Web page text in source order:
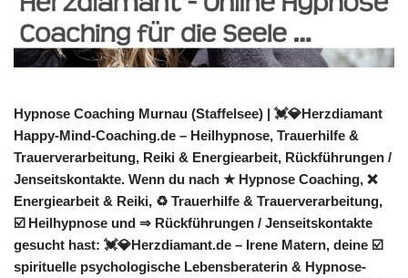
Hypnose Coaching Murnau (Staffelsee) | 💓️💎Herzdiamant
Happy-Mind-Coaching.de – Heilhypnose, Trauerhilfe &
Trauerverarbeitung, Reiki & Energiearbeit, Rückführungen /
Jenseitskontakte. Wenn du nach ★ Hypnose Coaching, ❌
Energiearbeit & Reiki, ♻ Trauerhilfe & Trauerverarbeitung,
☑️ Heilhypnose und ⇒ Rückführungen / Jenseitskontakte
gesucht hast: 💓️💎Herzdiamant.de – Irene Matern, deine ☑️
spirituelle psychologische Lebensberaterin & Hypnose-